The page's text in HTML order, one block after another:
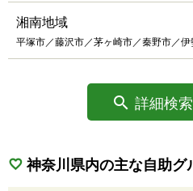
湘南地域
平塚市／藤沢市／茅ヶ崎市／秦野市／
詳細検
神奈川県内の主な自助グ